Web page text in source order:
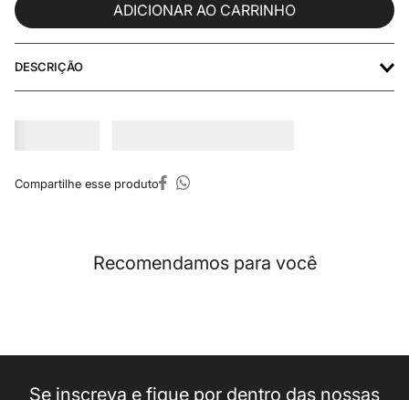
ADICIONAR AO CARRINHO
DESCRIÇÃO
Recomendamos para você